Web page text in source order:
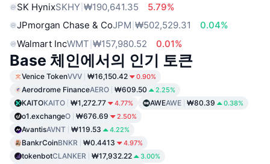
SK HynixSKHY ₩190,641.35
5.79%
JPmorgan Chase & CoJPM ₩502,529.31
0.04%
Walmart IncWMT ₩157,980.52 0.01%
Base 체인에서의 인기 토큰
Venice TokenVVV ₩16,150.42 0.90%
Aerodrome FinanceAERO ₩609.50 2.25%
KAITOKAITO ₩1,272.77 4.77% AWEAWE ₩80.39 0.38%
o1.exchangeO ₩676.69 2.50%
AvantisAVNT ₩119.53 4.22%
BankrCoinBNKR ₩0.4413 4.97%
tokenbotCLANKER ₩17,932.22 3.00%